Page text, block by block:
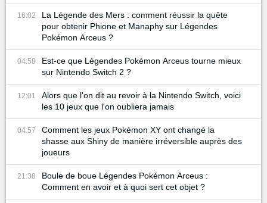
16:02
La Légende des Mers : comment réussir la quête
pour obtenir Phione et Manaphy sur Légendes
Pokémon Arceus ?
04:58
Est-ce que Légendes Pokémon Arceus tourne mieux
sur Nintendo Switch 2 ?
12:01
Alors que l'on dit au revoir à la Nintendo Switch, voici
les 10 jeux que l'on oubliera jamais
04:57
Comment les jeux Pokémon XY ont changé la
shasse aux Shiny de manière irréversible auprès des
joueurs
21:38
Boule de boue Légendes Pokémon Arceus :
Comment en avoir et à quoi sert cet objet ?